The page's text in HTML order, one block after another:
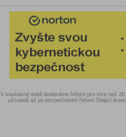
V současné době dodáváme řešení pro více než
uživatelů až po bezpečnostní řešení čítající